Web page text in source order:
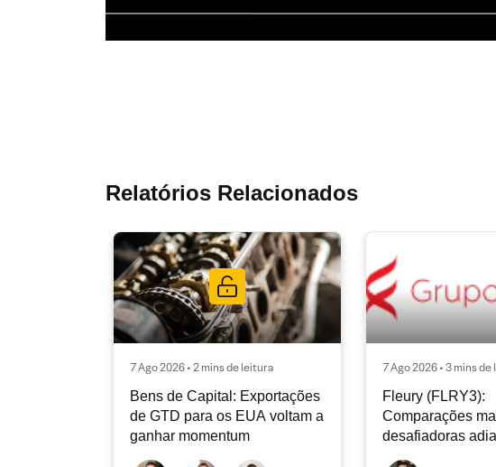
Relatórios Relacionados
7 Ago 2026 • 2 mins de leitura
Bens de Capital: Exportações
de GTD para os EUA voltam a
ganhar momentum
7 Ago 2026 • 3 mins
Fleury (FLRY3):
Comparações
desafiadoras
deve